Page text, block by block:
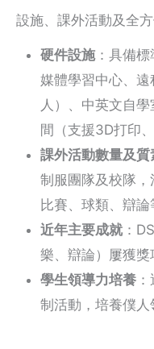
設施、課外活動及全
硬件設施：具備標
媒體學習中心、
人）、中英文自
間（支援3D打印
課外活動數量及質
制服團隊及校隊
比賽、球類、辯論
近年主要成就 ：
樂、辯論）屢獲獎
學生領導力培養
制活動，培養僕人